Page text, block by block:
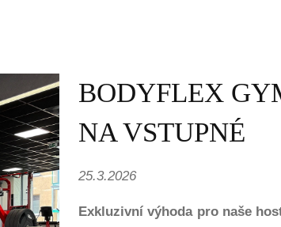
BODYFLEX
NA VSTUPNÉ
25.3.2026
Exkluzivní výhoda pro naše